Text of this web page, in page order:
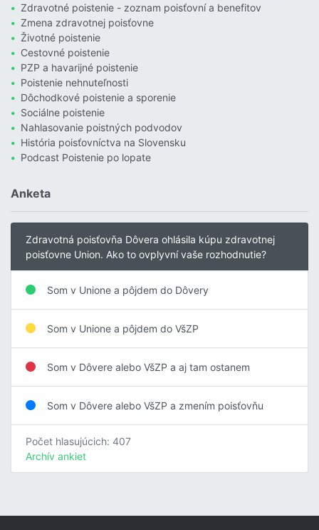
Zdravotné poistenie - zoznam poisťovní a benefitov
Zmena zdravotnej poisťovne
Životné poistenie
Cestovné poistenie
PZP a havarijné poistenie
Poistenie nehnuteľnosti
Dôchodkové poistenie a sporenie
Sociálne poistenie
Nahlasovanie poistných podvodov
História poisťovníctva na Slovensku
Podcast Poistenie po lopate
Anketa
Zdravotná poisťovňa Dôvera ohlásila kúpu zdravotnej
poisťovne Union. Ako to ovplyvní vaše rozhodnutie?
Som v Unione a pôjdem do Dôvery
Som v Unione a pôjdem do VšZP
Som v Dôvere alebo VšZP a aj tam ostanem
Som v Dôvere alebo VšZP a zmením poisťovňu
Počet hlasujúcich: 407
Archív ankiet